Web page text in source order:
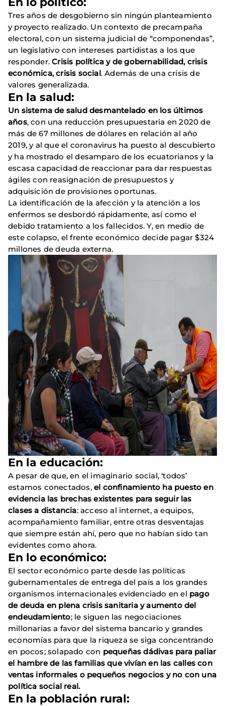
Tres años de desgobierno sin ningún planteamiento
y proyecto realizado. Un contexto de precampaña
electoral, con un sistema judicial de “componendas”,
un legislativo con intereses partidistas a los que
responder.Crisis política y de gobernabilidad, crisis
económica, crisis social. Además de una crisis de
valores generalizada.
En la salud:
Un sistema de salud desmantelado en los últimos
años, con una reducción presupuestaria en 2020 de
más de 67 millones de dólares en relación al año
2019, y al que el coronavirus ha puesto al descubierto
y ha mostrado el desamparo de los ecuatorianos y la
escasa capacidad de reaccionar para dar respuestas
ágiles con reasignación de presupuestos y
adquisición de provisiones oportunas.
La identificación de la afección y la atención a los
enfermos se desbordó rápidamente, así como el
debido tratamiento a los fallecidos. Y, en medio de
este colapso, el frente económico decide pagar $324
millones de deuda externa.
En la educación:
A pesar de que, en el imaginario social, ‘todos’
estamos conectados, el confinamiento ha puesto en
evidencia las brechas existentes para seguir las
clases a distancia: acceso al internet, a equipos,
acompañamiento familiar, entre otras desventajas
que siempre están ahí, pero que no habían sido tan
evidentes como ahora.
En lo económico:
El sector económico parte desde las políticas
gubernamentales de entrega del país a los grandes
organismos internacionales evidenciado en el pago
de deuda en plena crisis sanitaria y aumento del
endeudamiento; le siguen las negociaciones
millonarias a favor del sistema bancario y grandes
economías para que la riqueza se siga concentrando
en pocos; solapado con pequeñas dádivas para paliar
el hambre de las familias que vivían en las calles con
ventas informales o pequeños negocios y no con una
política social real.
En la población rural: